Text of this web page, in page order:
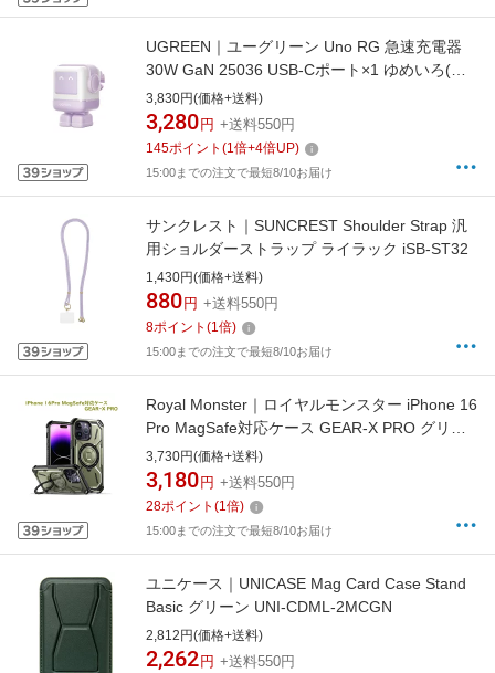
UGREEN｜ユーグリーン Uno RG 急速充電器
30W GaN 25036 USB-Cポート×1 ゆめいろ(薄
紫) UGR-OT-000025 [PD30W /USB-C×1 /1ポー
ト]
3,830円(価格+送料)
3,280 円 +送料550円
145ポイント (1倍+4倍UP)
15:00までの注文で最短8/10お届け
サンクレスト｜SUNCREST Shoulder Strap 汎
用ショルダーストラップ ライラック iSB-ST32
1,430円(価格+送料)
880 円 +送料550円
8ポイント (1倍)
15:00までの注文で最短8/10お届け
Royal Monster｜ロイヤルモンスター iPhone 16
Pro MagSafe対応ケース GEAR-X PRO グリー
ン RM-7808-16PRGR
3,730円(価格+送料)
3,180 円 +送料550円
28ポイント (1倍)
15:00までの注文で最短8/10お届け
ユニケース｜UNICASE Mag Card Case Stand
Basic グリーン UNI-CDML-2MCGN
2,812円(価格+送料)
2,262 円 +送料550円